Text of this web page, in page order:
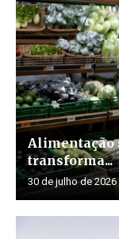
Alimentação
transforma...
30 de julho de 2026